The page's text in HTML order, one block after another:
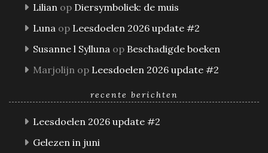
Lilian op Diersymboliek: de muis
Luna op Leesdoelen 2026 update #2
Susanne l Sylluna op Beschadigde boeken
Marjolijn op Leesdoelen 2026 update #2
recente berichten
Leesdoelen 2026 update #2
Gelezen in juni